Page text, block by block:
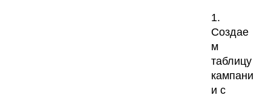
1.
Создае
м
таблицу
кампани
и с